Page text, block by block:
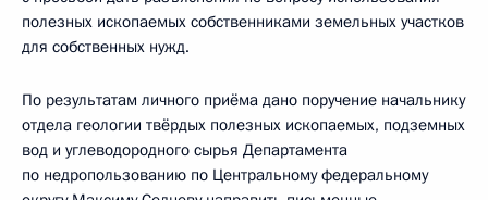
полезных ископаемых собственниками земельных участков
для собственных нужд.
По результатам личного приёма дано поручение начальнику
отдела геологии твёрдых полезных ископаемых, подземных
вод и углеводородного сырья Департамента
по недропользованию по Центральному федеральному